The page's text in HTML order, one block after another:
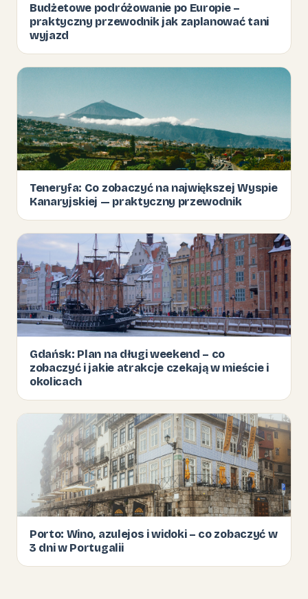
Budżetowe podróżowanie po Europie –
praktyczny przewodnik jak zaplanować tani
wyjazd
Teneryfa: Co zobaczyć na największej Wyspie
Kanaryjskiej — praktyczny przewodnik
Gdańsk: Plan na długi weekend – co
zobaczyć i jakie atrakcje czekają w mieście i
okolicach
Porto: Wino, azulejos i widoki – co zobaczyć w
3 dni w Portugalii